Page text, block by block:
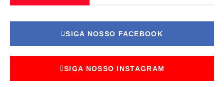
SIGA NOSSO FACEBOOK
SIGA NOSSO INSTAGRAM